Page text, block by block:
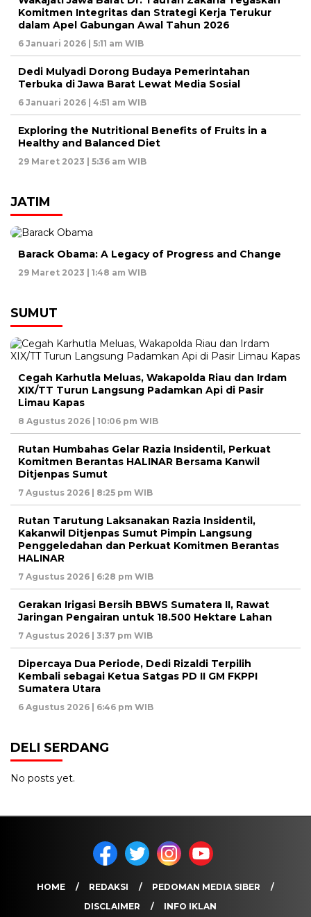
Komitmen Integritas dan Strategi Kerja Terukur
dalam Apel Gabungan Awal Tahun 2026
6 Januari 2026 | 5:11 am WIB
Dedi Mulyadi Dorong Budaya Pemerintahan
Terbuka di Jawa Barat Lewat Media Sosial
6 Januari 2026 | 4:51 am WIB
Exploring the Nutritional Benefits of Fruits in a
Healthy and Balanced Diet
29 Maret 2023 | 5:36 am WIB
JATIM
Barack Obama: A Legacy of Progress and Change
29 Maret 2023 | 1:48 am WIB
SUMUT
Cegah Karhutla Meluas, Wakapolda Riau dan Irdam
XIX/TT Turun Langsung Padamkan Api di Pasir
Limau Kapas
8 Agustus 2026 | 10:06 pm WIB
Rutan Humbahas Gelar Razia Insidentil, Perkuat
Komitmen Berantas HALINAR Bersama Kanwil
Ditjenpas Sumut
7 Agustus 2026 | 8:25 pm WIB
Rutan Tarutung Laksanakan Razia Insidentil,
Kakanwil Ditjenpas Sumut Pimpin Langsung
Penggeledahan dan Perkuat Komitmen Berantas
HALINAR
7 Agustus 2026 | 6:28 pm WIB
Gerakan Irigasi Bersih BBWS Sumatera II, Rawat
Jaringan Pengairan untuk 18.500 Hektare Lahan
7 Agustus 2026 | 3:37 pm WIB
Dipercaya Dua Periode, Dedi Rizaldi Terpilih
Kembali sebagai Ketua Satgas PD II GM FKPPI
Sumatera Utara
6 Agustus 2026 | 6:46 pm WIB
DELI SERDANG
No posts yet.
HOME REDAKSI
PEDOMAN MEDIA SIBER
DISCLAIMER
INFO IKLAN